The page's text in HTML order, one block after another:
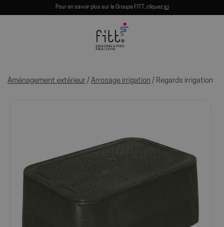
Pour en savoir plus sur le Groupe FITT, cliquezici
Aménagement extérieur / Arrosage irrigation / Regards irrigation